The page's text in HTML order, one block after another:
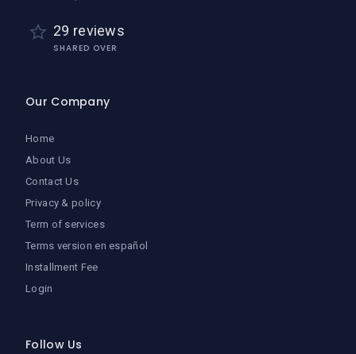
29 reviews
SHARED OVER
Our Company
Home
About Us
Contact Us
Privacy & policy
Term of services
Terms version en español
Installment Fee
Login
Follow Us